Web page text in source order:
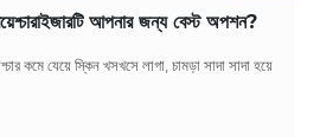
আপনার জন্য বেস্ট অপশন?
কমে যেয়ে স্কিন খসখসে লাগা, চামড়া সাদা সাদা হয়ে